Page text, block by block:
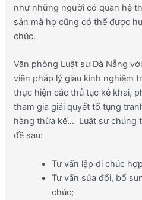
như những người có quan hệ
sản mà họ cũng có thể được
chúc.
Văn phòng Luật sư Đà Nẵng
viên pháp lý giàu kinh nghiệm
thực hiện các thủ tục kê khai,
tham gia giải quyết tố tụng
hàng thừa kế… Luật sư chúng
đề sau:
Tư vấn lập di chúc
Tư vấn sửa đổi, bổ
chúc;